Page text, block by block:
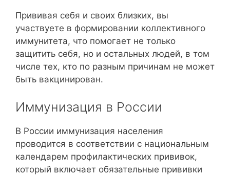
Прививая себя и своих близких, вы
участвуете в формировании коллективного
иммунитета, что помогает не только
защитить себя, но и остальных людей, в том
числе тех, кто по разным причинам не может
быть вакцинирован.
Иммунизация в России
В России иммунизация населения
проводится в соответствии с национальным
календарем профилактических прививок,
который включает обязательные прививки